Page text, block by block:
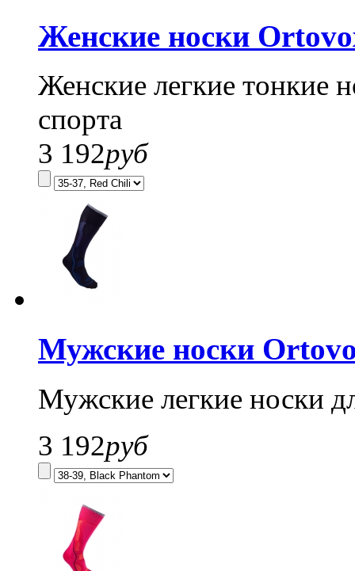
Женские носки
Женские легкие тонкие
спорта
3 192руб
Мужские носки
Мужские легкие носки
3 192руб